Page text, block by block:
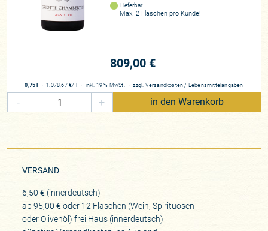
Winzer*in
Charles und Anne-Sophie Gagey Van Canneyt
Kernstück sind die Monopollage, die rund einen halben
Hektar ausmacht und einige rund 100 jährige Reben
beinhaltet (Pflanzjahr 1929). Sie befindet sich unterhalb des
„Clos du Château“ an. Im „Les Cazetiers“ besitzt die Domaine
des Chézeazx 0,22 Hektar, die sich auf eine nördliche und
südliche Parzelle verteilen. Der Griotte-Chambertin ist das
Prachtstück der Domaine, ganze 1,26 Hektar besitzt die
Domaine, ist damit der größte Anteilseigner des Grand Crus.
Burgunds mit dem Debütjahrgang erhalten zu haben. Die
Lieferbar
Max. 2 Flaschen pro Kunde!
809,00 €
0,75 l ・1.078,67 €/ l ・ inkl. 19 % MwSt. ・zzgl. Versandkosten / Lebensmittelangaben
- + in den Warenkorb
VERSAND
6,50 € (innerdeutsch)
ab 95,00 € oder 12 Flaschen (Wein, Spirituosen
oder Olivenöl) frei Haus (innerdeutsch)